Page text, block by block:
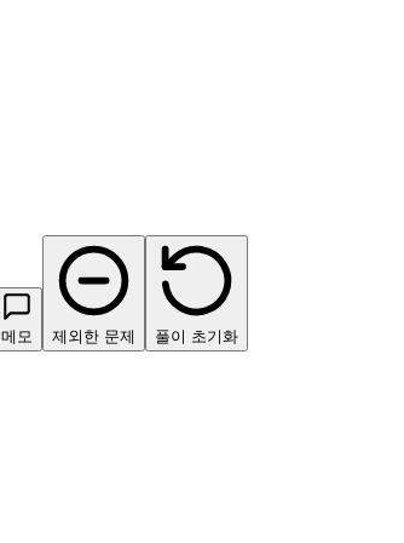
메모 제외한 문제 풀이 초기화